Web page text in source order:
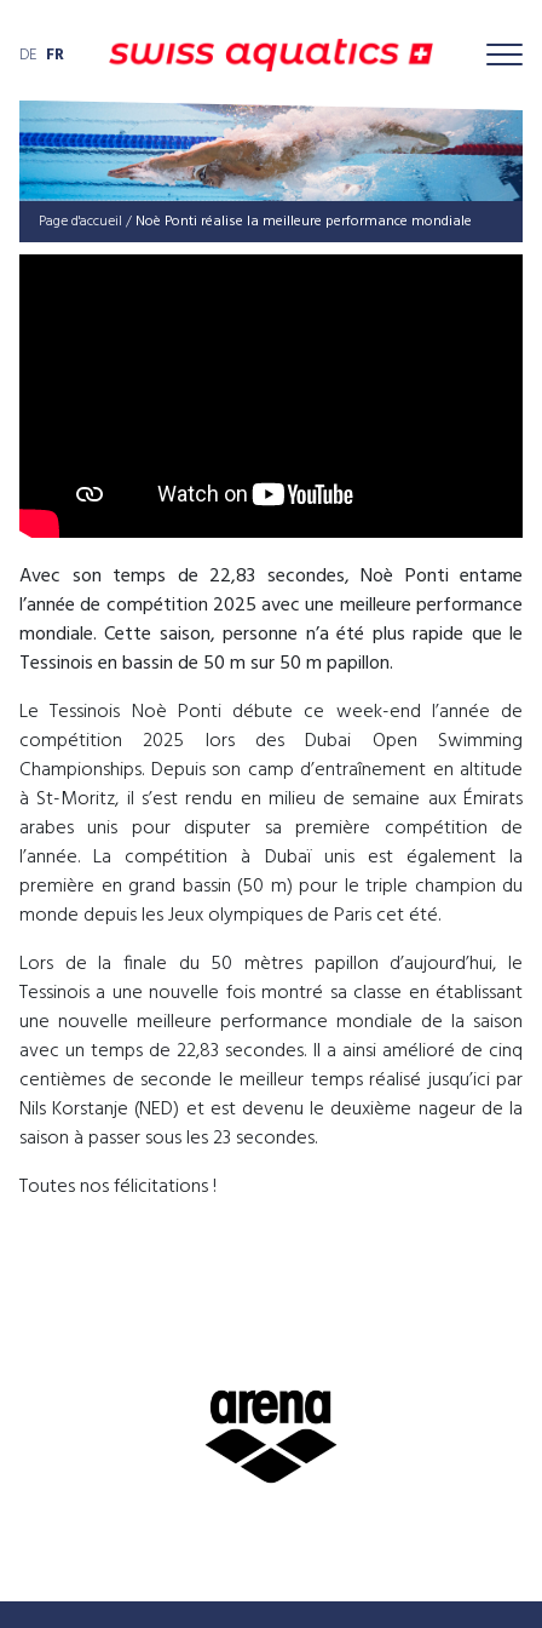
DE FR
Page d'accueil / Noè Ponti réalise la meilleure performance mondiale
Avec son temps de 22,83 secondes, Noè Ponti entame
l’année de compétition 2025 avec une meilleure performance
mondiale. Cette saison, personne n’a été plus rapide que le
Tessinois en bassin de 50 m sur 50 m papillon.
Le Tessinois Noè Ponti débute ce week-end l’année de
compétition 2025 lors des Dubai Open Swimming
Championships. Depuis son camp d’entraînement en altitude
à St-Moritz, il s’est rendu en milieu de semaine aux Émirats
arabes unis pour disputer sa première compétition de
l’année. La compétition à Dubaï unis est également la
première en grand bassin (50 m) pour le triple champion du
monde depuis les Jeux olympiques de Paris cet été.
Lors de la finale du 50 mètres papillon d’aujourd’hui, le
Tessinois a une nouvelle fois montré sa classe en établissant
une nouvelle meilleure performance mondiale de la saison
avec un temps de 22,83 secondes. Il a ainsi amélioré de cinq
centièmes de seconde le meilleur temps réalisé jusqu’ici par
Nils Korstanje (NED) et est devenu le deuxième nageur de la
saison à passer sous les 23 secondes.
Toutes nos félicitations !